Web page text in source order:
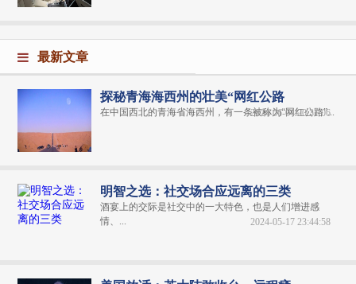
最新文章
探秘青海海西州的壮美“网红公路
在中国西北的青海省海西州，有一条被称为“网红公路”...
2024-06-04 20:31:06
明智之选：社交场合应远离的三类
酒宴上的交际是社交中的一大特色，也是人们增进感
情、...
2024-05-17 23:44:58